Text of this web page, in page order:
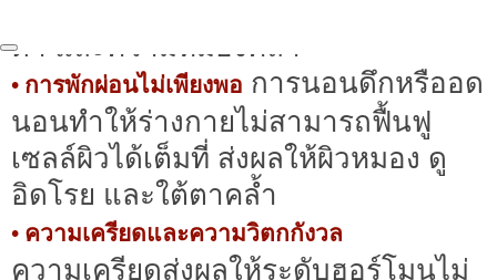
ดำ และความหมองคล้ำ
• การพักผ่อนไม่เพียงพอ การนอนดึกหรืออด
นอนทำให้ร่างกายไม่สามารถฟื้นฟู
เซลล์ผิวได้เต็มที่ ส่งผลให้ผิวหมอง ดู
อิดโรย และใต้ตาคล้ำ
• ความเครียดและความวิตกกังวล
ความเครียดส่งผลให้ระดับฮอร์โมนไม่